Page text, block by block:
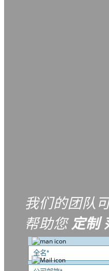
我们的团队
帮助您定制